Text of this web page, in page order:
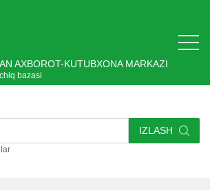
AXBOROT-KUTUBXONA MARKAZI
bazasi
IZLASH